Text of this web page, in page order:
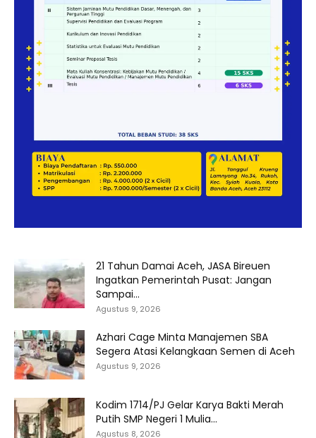
21 Tahun Damai Aceh, JASA Bireuen
Ingatkan Pemerintah Pusat: Jangan
Sampai...
Agustus 9, 2026
Azhari Cage Minta Manajemen SBA
Segera Atasi Kelangkaan Semen di Aceh
Agustus 9, 2026
Kodim 1714/PJ Gelar Karya Bakti Merah
Putih SMP Negeri 1 Mulia...
Agustus 8, 2026